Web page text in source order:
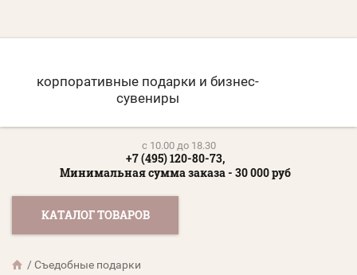
корпоративные подарки и бизнес-
сувениры
c 10.00 до 18.30
+7 (495) 120-80-73,
Минимальная сумма заказа - 30 000 руб
КАТАЛОГ ТОВАРОВ
/Съедобные подарки